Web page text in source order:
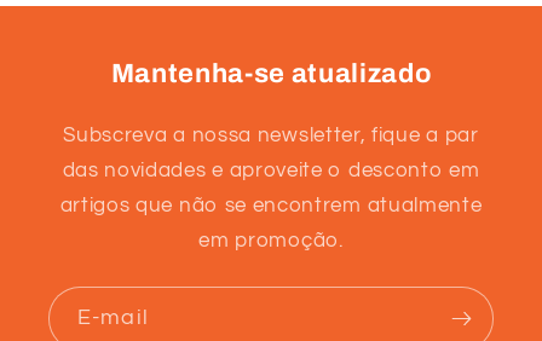
Mantenha-se atualizado
Subscreva a nossa newsletter, fique a par
das novidades e aproveite o desconto em
artigos que não se encontrem atualmente
em promoção.
E-mail